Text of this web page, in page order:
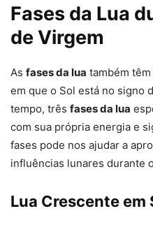
Fases da Lua
de Virgem
As fases da lua também
em que o Sol está no signo
tempo, três fases da lua
com sua própria energia e
fases pode nos ajudar a
influências lunares durante
Lua Crescente